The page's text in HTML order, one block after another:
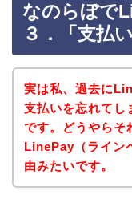
なのらぼで
３．「支払
実は私、過去に
支払いを忘れてし
です。どうやらそ
LinePay（ライン
由みたいです。